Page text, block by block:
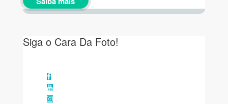
Siga o Cara Da Foto!
Facebook
YouTube
Instagram